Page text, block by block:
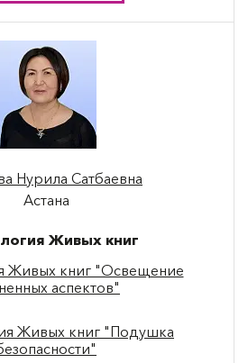
Нурила Сатбаевна
Астана
Живых книг
Живых книг "Освещение
аспектов"
Живых книг "Подушка